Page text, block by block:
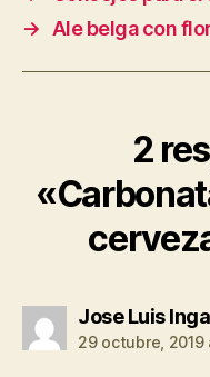
→
Ale belga con
2
Jose Luis Inga
29 octubre, 2019